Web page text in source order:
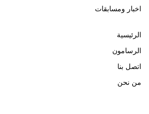
اخبار ومسابقات
الرئيسية
الرسامون
اتصل بنا
من نحن